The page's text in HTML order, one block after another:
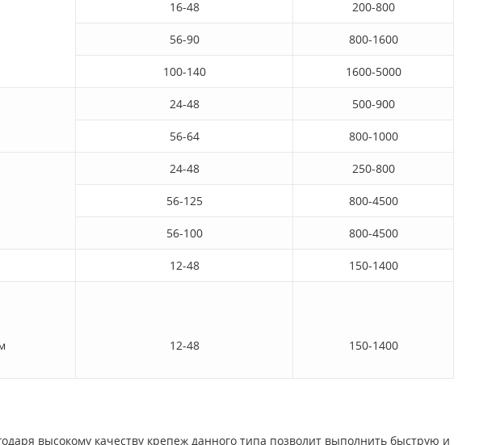
16-48 200-800
56-90 800-1600
100-140 1600-5000
24-48 500-900
56-64 800-1000
24-48 250-800
56-125 800-4500
56-100 800-4500
12-48 150-1400
12-48 150-1400
высокому качеству крепеж данного типа позволит выполнить быструю и